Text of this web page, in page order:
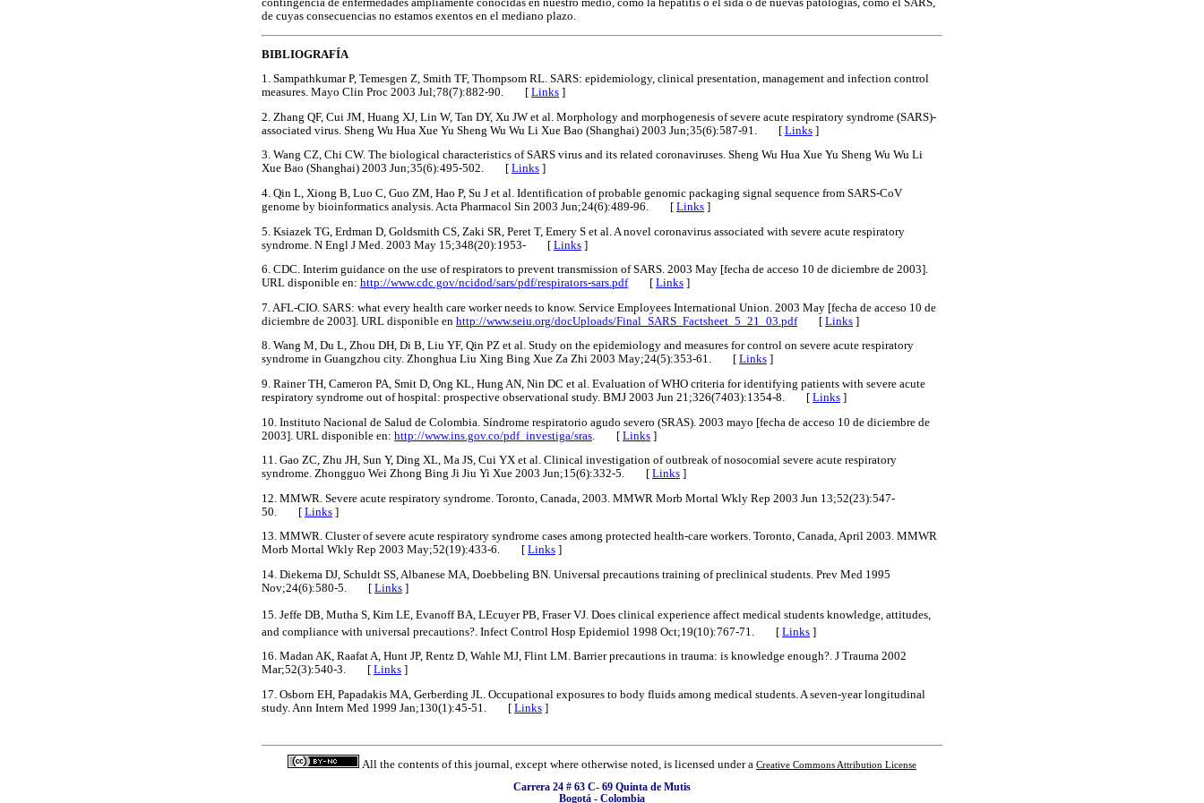
contingencia de enfermedades ampliamente conocidas en nuestro medio, como la hepatitis o el sida o de nuevas patologías, como el SARS,
de cuyas consecuencias no estamos exentos en el mediano plazo.
BIBLIOGRAFÍA
1. Sampathkumar P, Temesgen Z, Smith TF, Thompsom RL. SARS: epidemiology, clinical presentation, management and infection control
measures. Mayo Clin Proc 2003 Jul;78(7):882-90. [ Links ]
2. Zhang QF, Cui JM, Huang XJ, Lin W, Tan DY, Xu JW et al. Morphology and morphogenesis of severe acute respiratory syndrome (SARS)-
associated virus. Sheng Wu Hua Xue Yu Sheng Wu Wu Li Xue Bao (Shanghai) 2003 Jun;35(6):587-91. [ Links ]
3. Wang CZ, Chi CW. The biological characteristics of SARS virus and its related coronaviruses. Sheng Wu Hua Xue Yu Sheng Wu Wu Li
Xue Bao (Shanghai) 2003 Jun;35(6):495-502. [ Links ]
4. Qin L, Xiong B, Luo C, Guo ZM, Hao P, Su J et al. Identification of probable genomic packaging signal sequence from SARS-CoV
genome by bioinformatics analysis. Acta Pharmacol Sin 2003 Jun;24(6):489-96. [ Links ]
5. Ksiazek TG, Erdman D, Goldsmith CS, Zaki SR, Peret T, Emery S et al. A novel coronavirus associated with severe acute respiratory
syndrome. N Engl J Med. 2003 May 15;348(20):1953- [ Links ]
6. CDC. Interim guidance on the use of respirators to prevent transmission of SARS. 2003 May [fecha de acceso 10 de diciembre de 2003].
URL disponible en: http://www.cdc.gov/ncidod/sars/pdf/respirators-sars.pdf[ Links ]
7. AFL-CIO. SARS: what every health care worker needs to know. Service Employees International Union. 2003 May [fecha de acceso 10 de
diciembre de 2003]. URL disponible en http://www.seiu.org/docUploads/Final_SARS_Factsheet_5_21_03.pdf[ Links ]
8. Wang M, Du L, Zhou DH, Di B, Liu YF, Qin PZ et al. Study on the epidemiology and measures for control on severe acute respiratory
syndrome in Guangzhou city. Zhonghua Liu Xing Bing Xue Za Zhi 2003 May;24(5):353-61. [ Links ]
9. Rainer TH, Cameron PA, Smit D, Ong KL, Hung AN, Nin DC et al. Evaluation of WHO criteria for identifying patients with severe acute
respiratory syndrome out of hospital: prospective observational study. BMJ 2003 Jun 21;326(7403):1354-8. [ Links ]
10. Instituto Nacional de Salud de Colombia. Síndrome respiratorio agudo severo (SRAS). 2003 mayo [fecha de acceso 10 de diciembre de
2003]. URL disponible en: http://www.ins.gov.co/pdf_investiga/sras . [ Links ]
11. Gao ZC, Zhu JH, Sun Y, Ding XL, Ma JS, Cui YX et al. Clinical investigation of outbreak of nosocomial severe acute respiratory
syndrome. Zhongguo Wei Zhong Bing Ji Jiu Yi Xue 2003 Jun;15(6):332-5. [ Links ]
12. MMWR. Severe acute respiratory syndrome. Toronto, Canada, 2003. MMWR Morb Mortal Wkly Rep 2003 Jun 13;52(23):547-
50. [ Links ]
13. MMWR. Cluster of severe acute respiratory syndrome cases among protected health-care workers. Toronto, Canada, April 2003. MMWR
Morb Mortal Wkly Rep 2003 May;52(19):433-6. [ Links ]
14. Diekema DJ, Schuldt SS, Albanese MA, Doebbeling BN. Universal precautions training of preclinical students. Prev Med 1995
Nov;24(6):580-5. [ Links ]
15. Jeffe DB, Mutha S, Kim LE, Evanoff BA, LEcuyer PB, Fraser VJ. Does clinical experience affect medical students knowledge, attitudes,
and compliance with universal precautions?. Infect Control Hosp Epidemiol 1998 Oct;19(10):767-71. [ Links ]
16. Madan AK, Raafat A, Hunt JP, Rentz D, Wahle MJ, Flint LM. Barrier precautions in trauma: is knowledge enough?. J Trauma 2002
Mar;52(3):540-3. [ Links ]
17. Osborn EH, Papadakis MA, Gerberding JL. Occupational exposures to body fluids among medical students. A seven-year longitudinal
study. Ann Intern Med 1999 Jan;130(1):45-51. [ Links ]
All the contents of this journal, except where otherwise noted, is licensed under a Creative Commons Attribution License
Carrera 24 # 63 C- 69 Quinta de Mutis
Bogotá - Colombia